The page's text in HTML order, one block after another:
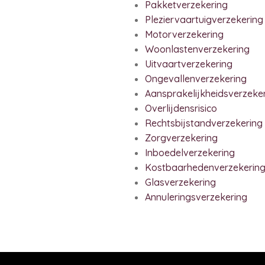
Pakketverzekering
Pleziervaartuigverzekering
Motorverzekering
Woonlastenverzekering
Uitvaartverzekering
Ongevallenverzekering
Overlijdensrisico
Rechtsbijstandverzekering
Zorgverzekering
Inboedelverzekering
Kostbaarhedenverzekering
Glasverzekering
Annuleringsverzekering